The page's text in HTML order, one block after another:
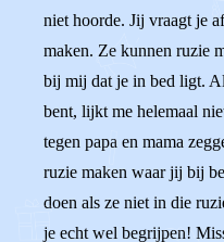
niet hoorde. Jij vraagt je
maken. Ze kunnen ruzie
bij mij dat je in bed ligt.
bent, lijkt me helemaal
tegen papa en mama
ruzie maken waar jij bij
doen als ze niet in die
je echt wel begrijpen!